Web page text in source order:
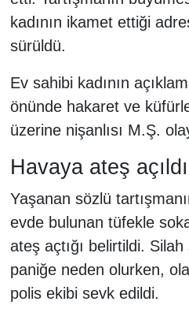
kadının ikamet ettiği
sürüldü.
Ev sahibi kadının
önünde hakaret ve
üzerine nişanlısı M.Ş.
Havaya ateş açıldı
Yaşanan sözlü
evde bulunan tüfekle
ateş açtığı belirtildi.
paniğe neden olurken,
polis ekibi sevk edildi.